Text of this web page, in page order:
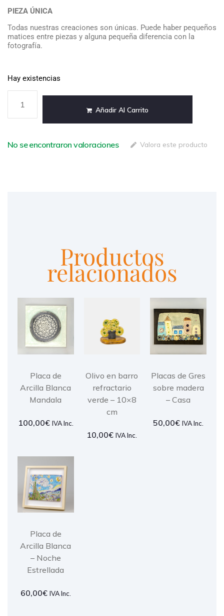
PIEZA ÚNICA
Todas nuestras creaciones son únicas. Puede haber pequeños
matices entre piezas y alguna pequeña diferencia con la
fotografía.
Hay existencias
Añadir Al Carrito
No se encontraron valoraciones Valora este producto
Productos
relacionados
Placa de
Arcilla Blanca
Mandala
100,00€ IVA Inc.
Olivo en barro
refractario
verde – 10×8
cm
10,00€ IVA Inc.
Placas de Gres
sobre madera
– Casa
50,00€ IVA Inc.
Placa de
Arcilla Blanca
– Noche
Estrellada
60,00€ IVA Inc.